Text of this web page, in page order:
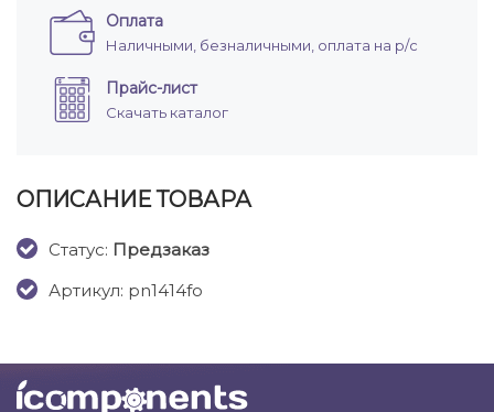
Оплата
Наличными, безналичными, оплата на р/с
Прайс-лист
Скачать каталог
ОПИСАНИЕ ТОВАРА
Cтатус: Предзаказ
Артикул: pn1414fo